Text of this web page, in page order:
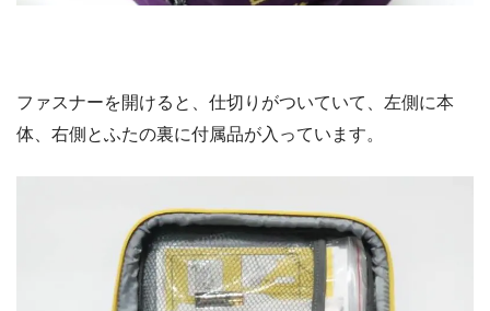
ファスナーを開けると、仕切りがついていて、左側に本
体、右側とふたの裏に付属品が入っています。